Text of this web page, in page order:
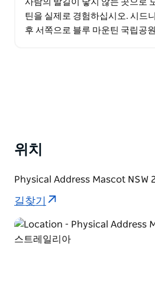
사람의 발길이 닿지 않는 곳으로
틴을 실제로 경험하십시오. 시드
후 서쪽으로 블루 마운틴 국립공
위치
Physical Address Mascot NSW
길찾기